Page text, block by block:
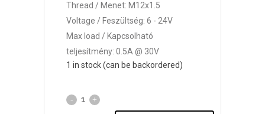
Thread / Menet: M12x1.5
Voltage / Feszültség: 6 - 24V
Max load / Kapcsolható
teljesítmény: 0.5A @ 30V
1 in stock (can be backordered)